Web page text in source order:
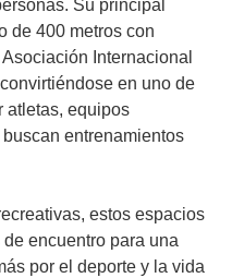
Su principal
de 400 metros con
Internacional
en uno de
atletas, equipos
entrenamientos
estos espacios
encuentro para una
por el deporte y la vida